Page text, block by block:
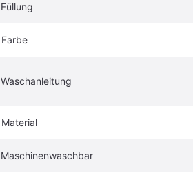
Füllung
Farbe
Waschanleitung
Material
Maschinenwaschbar